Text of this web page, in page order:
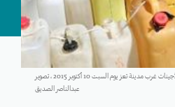
تجمع لسكان يبحثون عن مياه الشرب في حي الأجينات غرب مدينة تعز يوم السبت 10 أكتوبر 2015 ، تصوير
عبدالناصر الصديق